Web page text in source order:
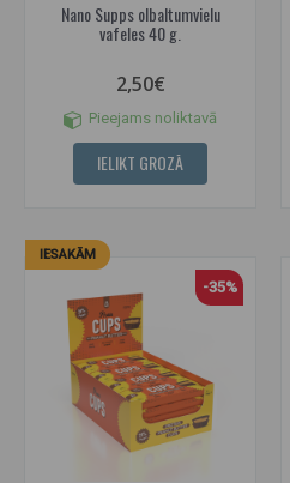
Nano Supps olbaltumvielu
vafeles 40 g.
2,50€
Pieejams noliktavā
IELIKT GROZĀ
IESAKĀM
-35%